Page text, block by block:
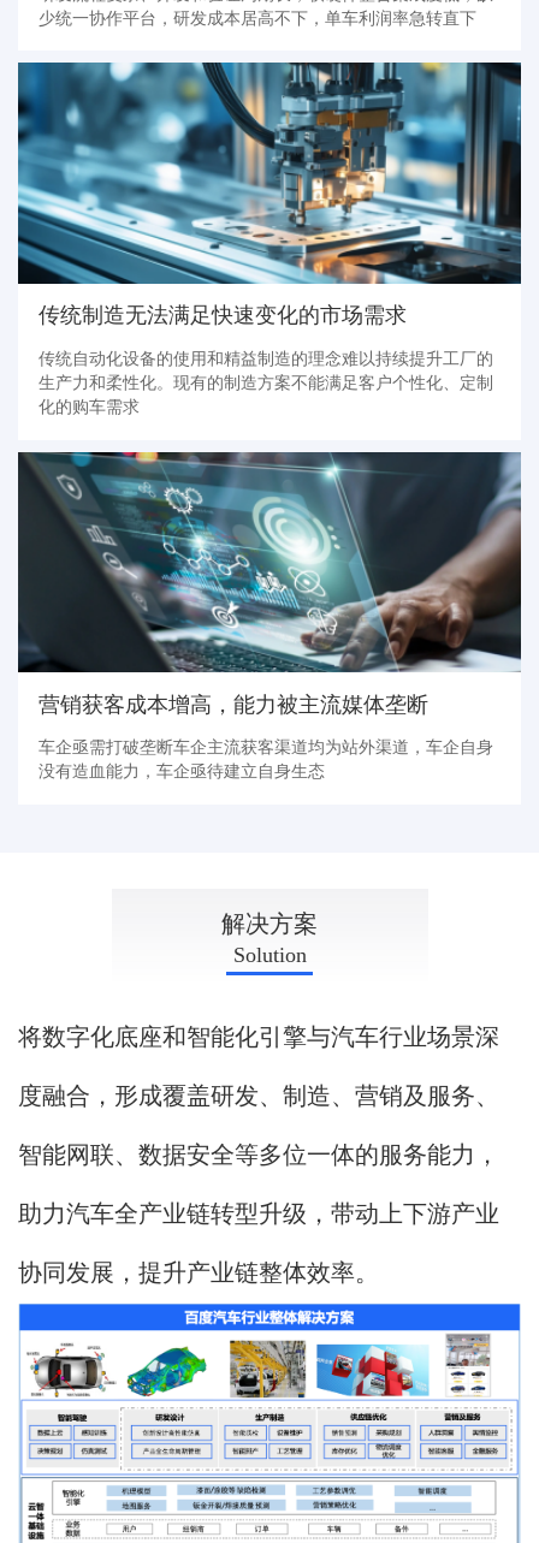
少统一协作平台，研发成本居高不下，单车利润率急转直下
传统制造无法满足快速变化的市场需求
传统自动化设备的使用和精益制造的理念难以持续提升工厂的
生产力和柔性化。现有的制造方案不能满足客户个性化、定制
化的购车需求
营销获客成本增高，能力被主流媒体垄断
车企亟需打破垄断车企主流获客渠道均为站外渠道，车企自身
没有造血能力，车企亟待建立自身生态
SOLUTION
解决方案
Solution
将数字化底座和智能化引擎与汽车行业场景深
度融合，形成覆盖研发、制造、营销及服务、
智能网联、数据安全等多位一体的服务能力，
助力汽车全产业链转型升级，带动上下游产业
协同发展，提升产业链整体效率。